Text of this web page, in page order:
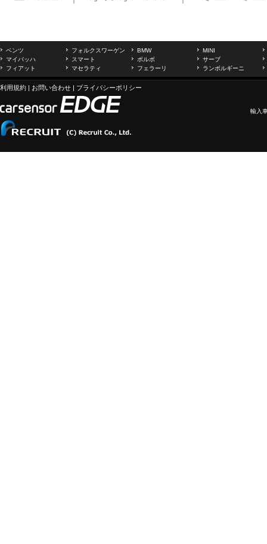
ベンツ フォルクスワーゲン BMW
MINI
マイバッハ
スマート ボルボ
サーブ
フィアット
マセラティ フェラーリ ランボルギーニ
利用規約 | お問い合わせ | プライバシーポリシー
輸入